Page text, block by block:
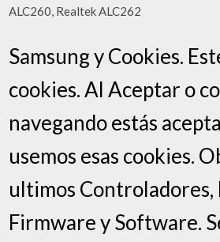
ALC260, Realtek ALC262
Samsung y Cookies.
cookies. Al Aceptar o
navegando estás
usemos esas cookies.
ultimos Controladores,
Firmware y Software.